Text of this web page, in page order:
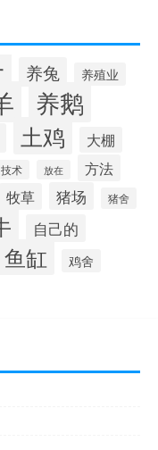
养兔 养殖业
养鹅
土鸡 大棚
技术 放在
方法
牧草 猪场 猪舍
自己的
鱼缸 鸡舍